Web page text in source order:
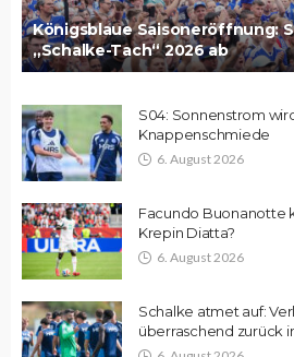
Königsblaue Saisoneröffnung:
„Schalke-Tach“ 2026 ab
S04: Sonnenstrom
Knappenschmiede
6. August 2026
Facundo Buonanotte
Krepin Diatta?
6. August 2026
Schalke atmet auf:
überraschend zurück